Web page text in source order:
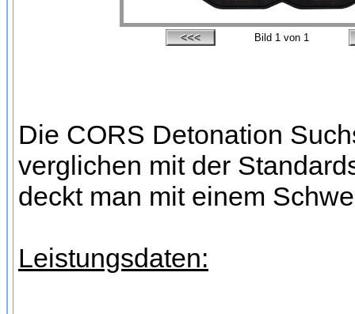
Bild 1 von 1
Die CORS Detonation
verglichen mit der
deckt man mit einem
Leistungsdaten: